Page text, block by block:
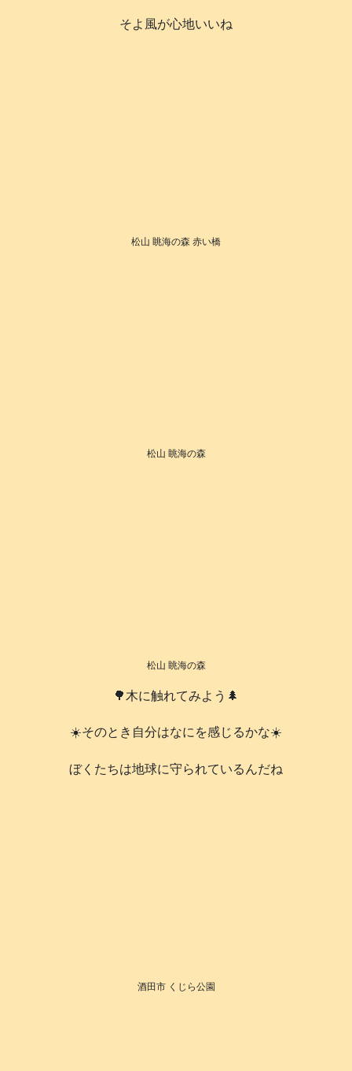
そよ風が心地いいね
松山 眺海の森 赤い橋
松山 眺海の森
松山 眺海の森
🌳木に触れてみよう🌲
☀️そのとき自分はなにを感じるかな☀️
️ぼくたちは地球に守られているんだね
酒田市 くじら公園